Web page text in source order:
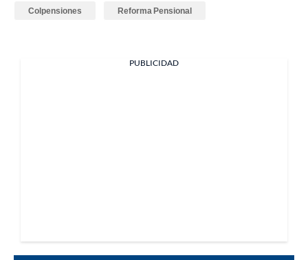
Colpensiones Reforma Pensional
PUBLICIDAD